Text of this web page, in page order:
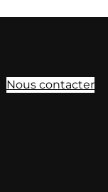
Nous contacter